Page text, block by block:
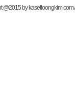
by kasetloongkim.com